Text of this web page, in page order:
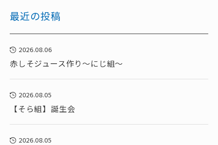
最近の投稿
2026.08.06
赤しそジュース作り～にじ組～
2026.08.05
【そら組】誕生会
2026.08.05